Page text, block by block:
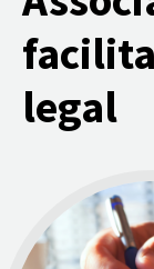
legal